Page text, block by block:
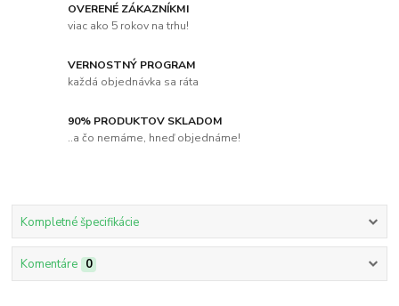
OVERENÉ ZÁKAZNÍKMI
viac ako 5 rokov na trhu!
VERNOSTNÝ PROGRAM
každá objednávka sa ráta
90% PRODUKTOV SKLADOM
..a čo nemáme, hneď objednáme!
Kompletné špecifikácie
Komentáre 0